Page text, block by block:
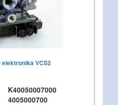
elektronika VCS2
K40050007000
4005000700